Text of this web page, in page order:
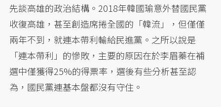
先談高雄的政治結構。2018年韓國瑜意外替國民黨
收復高雄，甚至創造席捲全國的「韓流」，但僅僅
兩年不到，就連本帶利輸給民進黨。之所以說是
「連本帶利」的慘敗，主要的原因在於李眉蓁在補
選中僅獲得25%的得票率，選後有些分析甚至認
為，國民黨連基本盤都沒有守住。